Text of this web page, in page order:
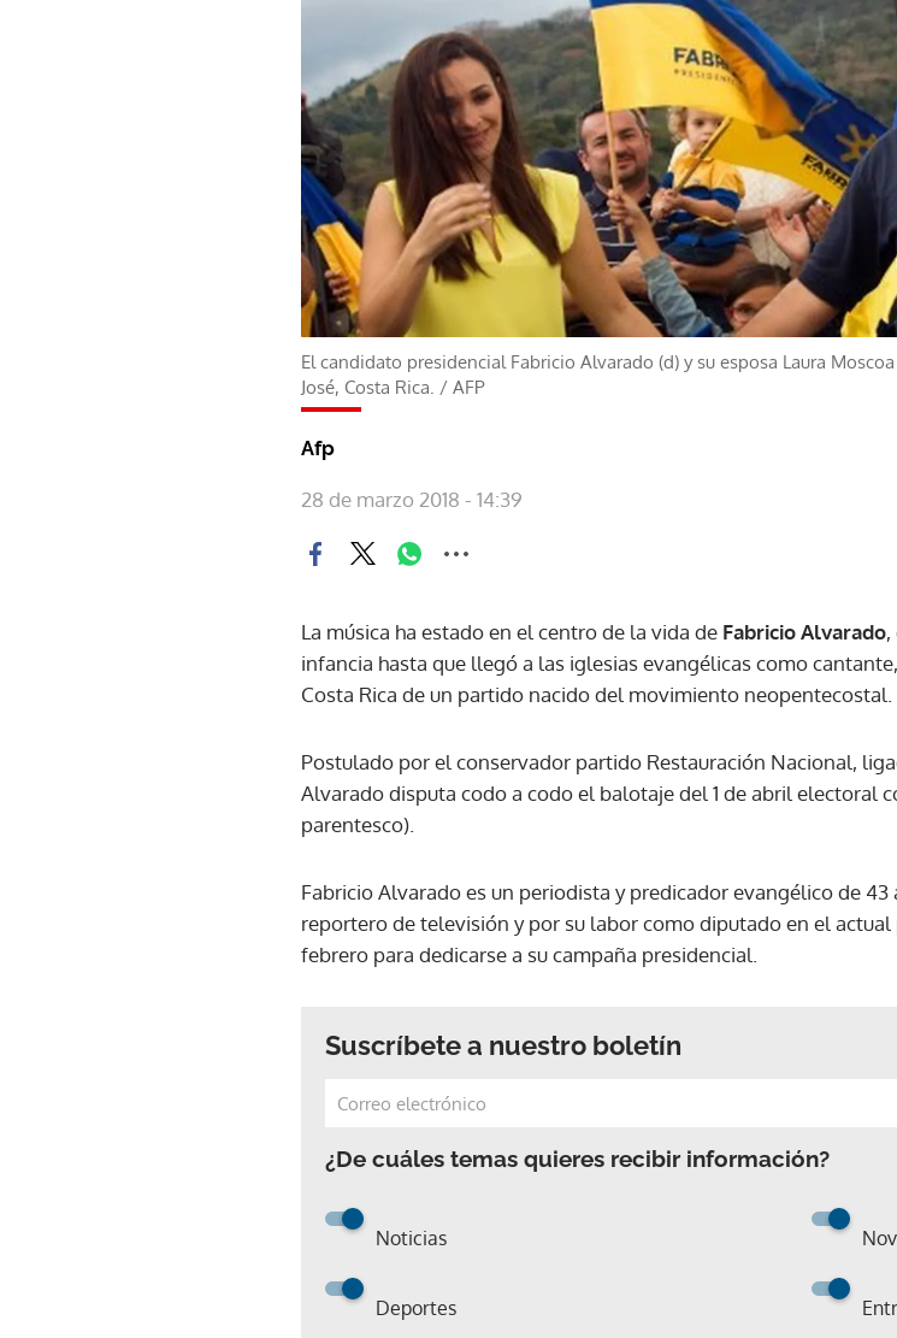
El candidato presidencial Fabricio Alvarado (d) y su esposa Laura
José, Costa Rica. / AFP
Afp
28 de marzo 2018 - 14:39
La música ha estado en el centro de la vida de Fabricio Alvarado,
infancia hasta que llegó a las iglesias evangélicas como
Costa Rica de un partido nacido del movimiento neopentecostal.
Postulado por el conservador partido Restauración Nacional,
Alvarado disputa codo a codo el balotaje del 1 de abril electoral
parentesco).
Fabricio Alvarado es un periodista y predicador evangélico de
reportero de televisión y por su labor como diputado en el
febrero para dedicarse a su campaña presidencial.
Suscríbete a nuestro boletín
¿De cuáles temas quieres recibir información?
Noticias
Deportes